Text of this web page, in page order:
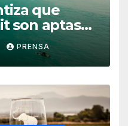
que
son aptas
PRENSA